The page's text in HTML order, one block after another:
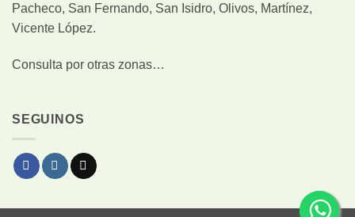
Pacheco, San Fernando, San Isidro, Olivos, Martínez,
Vicente López.
Consulta por otras zonas…
SEGUINOS